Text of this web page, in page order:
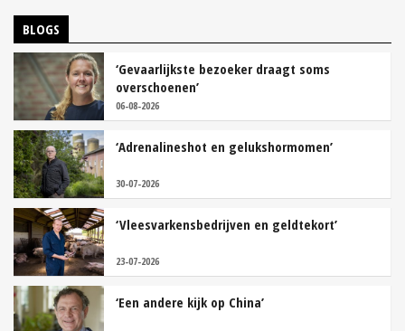
BLOGS
‘Gevaarlijkste bezoeker draagt soms
overschoenen’
06-08-2026
‘Adrenalineshot en gelukshormomen’
30-07-2026
‘Vleesvarkensbedrijven en geldtekort’
23-07-2026
‘Een andere kijk op China’